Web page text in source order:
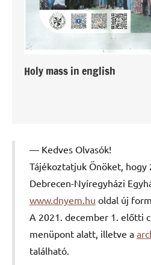
Holy mass in english
Kedves Olvasók!
Tájékoztatjuk Önöket, hogy
Debrecen-Nyíregyházi
www.dnyem.hu oldal új
A 2021. december 1. előtti
menüpont alatt, illetve a
található.